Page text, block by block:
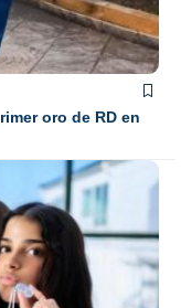
oro de RD en